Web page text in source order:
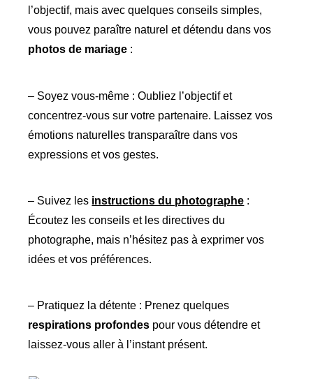
l’objectif, mais avec quelques conseils simples,
vous pouvez paraître naturel et détendu dans vos
photos de mariage :
– Soyez vous-même : Oubliez l’objectif et
concentrez-vous sur votre partenaire. Laissez vos
émotions naturelles transparaître dans vos
expressions et vos gestes.
– Suivez les instructions du photographe :
Écoutez les conseils et les directives du
photographe, mais n’hésitez pas à exprimer vos
idées et vos préférences.
– Pratiquez la détente : Prenez quelques
respirations profondes pour vous détendre et
laissez-vous aller à l’instant présent.